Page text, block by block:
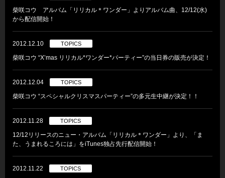
柴咲コウ アルバム「リリカル＊ワンダー」よりアルバム曲、12/12(水)
から配信開始！
2012.12.10 TOPICS
柴咲コウ “X’mas リリカル*ワンダー*パーティー”の当日券の販売が決定！
2012.12.04 TOPICS
柴咲コウ “スペシャルクリスマスパーティー”の多元生中継が決定！！
2012.11.28 TOPICS
12/12リリースのニュー・アルバム「リリカル＊ワンダー」より、「ま
た、うまれるころには」をiTunes独占先行配信開始！
2012.11.22 TOPICS